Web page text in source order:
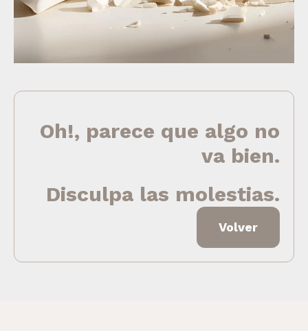
Oh!, parece que algo no
va bien.
Disculpa las molestias.
Volver